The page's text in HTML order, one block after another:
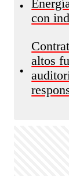
•
con
•
altos